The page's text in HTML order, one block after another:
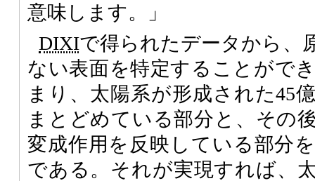
意味します。」
DIXIで得られたデータから、
ない表面を特定することがで
まり、太陽系が形成された45
まとどめている部分と、その
変成作用を反映している部分
である。それが実現すれば、